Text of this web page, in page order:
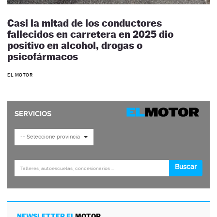
Casi la mitad de los conductores
fallecidos en carretera en 2025 dio
positivo en alcohol, drogas o
psicofármacos
EL MOTOR